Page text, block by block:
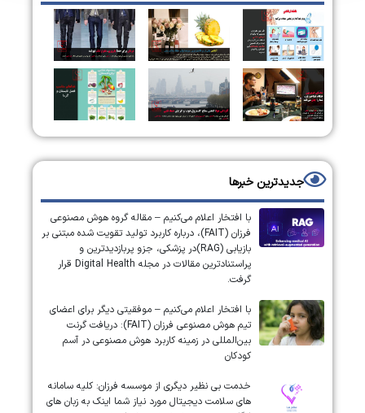
جدیدترین خبرها
با افتخار اعلام می‌کنیم – مقاله گروه هوش مصنوعی
فرزان (FAIT)، درباره کاربرد تولید تقویت شده مبتنی بر
بازیابی (RAG)در پزشکی، جزو پربازدیدترین و
پراستنادترین مقالات در مجله Digital Health قرار
گرفت.
با افتخار اعلام می‌کنیم – موفقیتی دیگر برای اعضای
تیم هوش مصنوعی فرزان (FAIT): دریافت گرنت
بین‌المللی در زمینه کاربرد هوش مصنوعی در آسم
کودکان
خدمت بی نظیر دیگری از موسسه فرزان: کلیه سامانه
های سلامت دیجیتال مورد نیاز شما اینک به زبان های